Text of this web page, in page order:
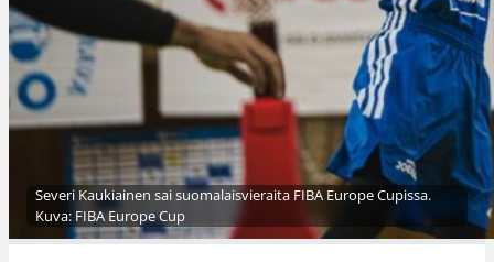
Severi Kaukiainen sai suomalaisvieraita FIBA Europe Cupissa.
Kuva: FIBA Europe Cup